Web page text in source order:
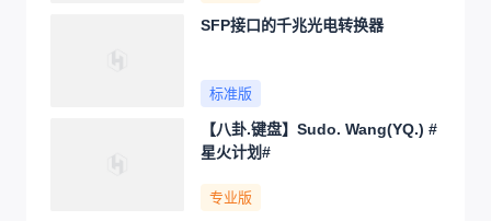
SFP接口的千兆光电转换器
标准版
【八卦.键盘】Sudo. Wang(YQ.) #
星火计划#
专业版